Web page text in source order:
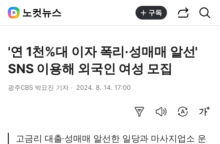
노컷뉴스 구독
'연 1천%대 이자 폭리·성매매 알선'
SNS 이용해 외국인 여성 모집
광주CBS 박요진 기자 2024. 8. 14. 17:00
고금리 대출·성매매 알선한 일당과 마사지업소 운